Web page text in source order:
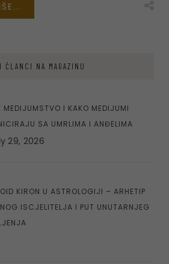
ČLANCI NA MAGAZINU
MEDIJUMSTVO I KAKO MEDIJUMI
SA UMRLIMA I ANĐELIMA
29, 2026
KIRON U ASTROLOGIJI – ARHETIP
ISCJELITELJA I PUT UNUTARNJEG